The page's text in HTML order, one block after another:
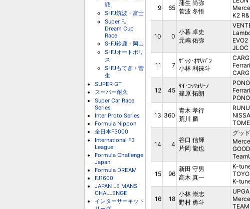
戦
S-FJ筑波・富士
Super FJ
Dream Cup
Race
S-FJ鈴鹿・岡山
S-FJオートポリ
ス
S-FJもてぎ・菅
生
SUPER GT
スーパー耐久
Super Car Race
Series
Inter Proto Series
Formula Nippon
全日本F3000
International F3
League
Formula Challenge
Japan
Formula DREAM
FJ1600
JAPAN LE MANS
CHALLENGE
インターサーキット
9 65
蒲生 尚弥
菅波 冬悟
K2
10 0
小暮 卓史
元嶋 佑弥
EVO2
JLOC
11 7
ｻﾞｯｸ･ｵｻﾘﾊﾞﾝ
小林 利徠斗
12 45
ｹｲ･ｺｯﾂｫﾘｰﾉ
篠原 拓朗
13 360
青木 孝行
荒川 麟
14 4
谷口 信輝
片岡 龍也
グッ
15 96
新田 守男
高木 真一
K-
K-
16 18
小林 崇志
野村 勇斗